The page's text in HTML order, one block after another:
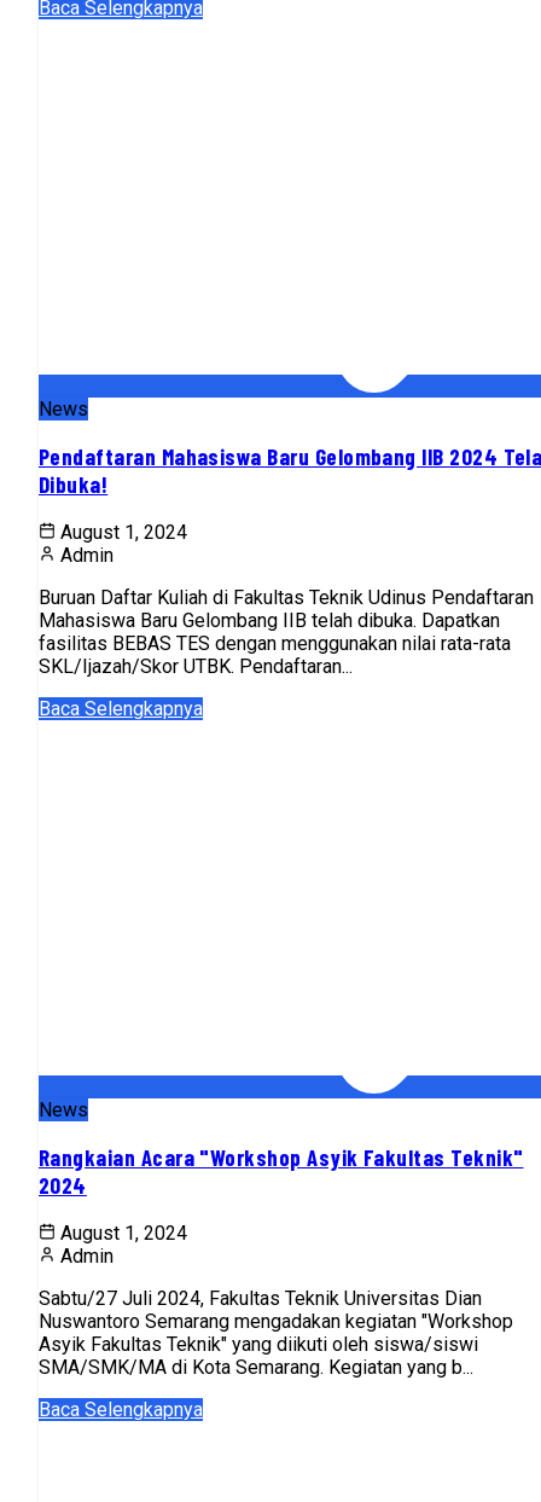
Baca Selengkapnya
News
Pendaftaran Mahasiswa Baru Gelombang IIB 2024
Dibuka!
August 1, 2024
Admin
Buruan Daftar Kuliah di Fakultas Teknik Udinus Pendaftaran
Mahasiswa Baru Gelombang IIB telah dibuka. Dapatkan
fasilitas BEBAS TES dengan menggunakan nilai rata-rata
SKL/Ijazah/Skor UTBK. Pendaftaran...
Baca Selengkapnya
News
Rangkaian Acara "Workshop Asyik Fakultas Teknik"
2024
August 1, 2024
Admin
Sabtu/27 Juli 2024, Fakultas Teknik Universitas Dian
Nuswantoro Semarang mengadakan kegiatan "Workshop
Asyik Fakultas Teknik" yang diikuti oleh siswa/siswi
SMA/SMK/MA di Kota Semarang. Kegiatan yang b...
Baca Selengkapnya